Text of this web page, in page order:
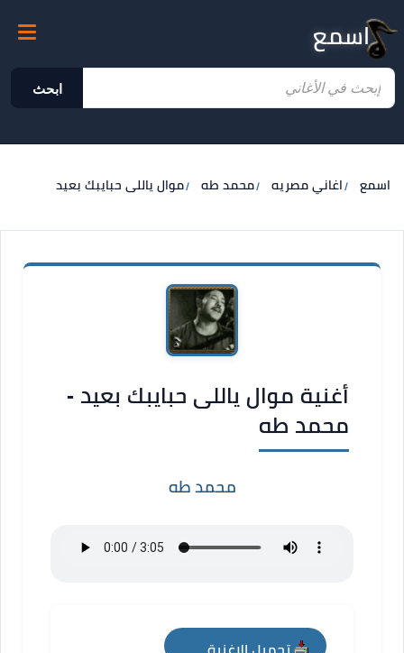
اسمع
ابحث
اسمع اغاني مصريه محمد طه موال ياللى حبايبك بعيد
أغنية موال ياللى حبايبك بعيد -
محمد طه
محمد طه
تحميل الاغنية